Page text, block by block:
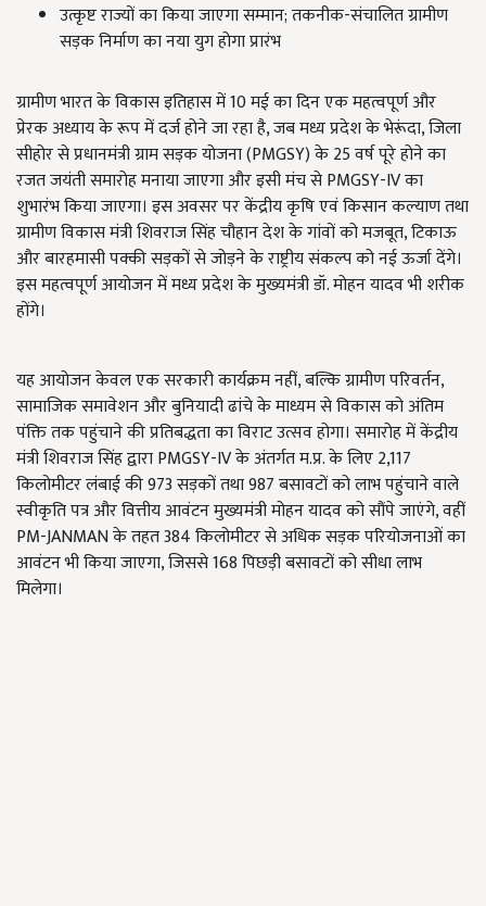
उत्कृष्ट राज्यों का किया जाएगा सम्मान; तकनीक-संचालित ग्रामीण
सड़क निर्माण का नया युग होगा प्रारंभ
ग्रामीण भारत के विकास इतिहास में 10 मई का दिन एक महत्वपूर्ण और
प्रेरक अध्याय के रूप में दर्ज होने जा रहा है, जब मध्य प्रदेश के भेरूंदा, जिला
सीहोर से प्रधानमंत्री ग्राम सड़क योजना (PMGSY) के 25 वर्ष पूरे होने का
रजत जयंती समारोह मनाया जाएगा और इसी मंच से PMGSY-IV का
शुभारंभ किया जाएगा। इस अवसर पर केंद्रीय कृषि एवं किसान कल्याण तथा
ग्रामीण विकास मंत्री शिवराज सिंह चौहान देश के गांवों को मजबूत, टिकाऊ
और बारहमासी पक्की सड़कों से जोड़ने के राष्ट्रीय संकल्प को नई ऊर्जा देंगे।
इस महत्वपूर्ण आयोजन में मध्य प्रदेश के मुख्यमंत्री डॉ. मोहन यादव भी शरीक
होंगे।
यह आयोजन केवल एक सरकारी कार्यक्रम नहीं, बल्कि ग्रामीण परिवर्तन,
सामाजिक समावेशन और बुनियादी ढांचे के माध्यम से विकास को अंतिम
पंक्ति तक पहुंचाने की प्रतिबद्धता का विराट उत्सव होगा। समारोह में केंद्रीय
मंत्री शिवराज सिंह द्वारा PMGSY-IV के अंतर्गत म.प्र. के लिए 2,117
किलोमीटर लंबाई की 973 सड़कों तथा 987 बसावटों को लाभ पहुंचाने वाले
स्वीकृति पत्र और वित्तीय आवंटन मुख्यमंत्री मोहन यादव को सौंपे जाएंगे, वहीं
PM-JANMAN के तहत 384 किलोमीटर से अधिक सड़क परियोजनाओं का
आवंटन भी किया जाएगा, जिससे 168 पिछड़ी बसावटों को सीधा लाभ
मिलेगा।